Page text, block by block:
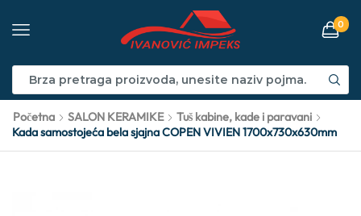
0
Početna SALON KERAMIKE
Tuš kabine, kade i paravani
Kada samostojeća bela sjajna COPEN VIVIEN 1700x730x630mm